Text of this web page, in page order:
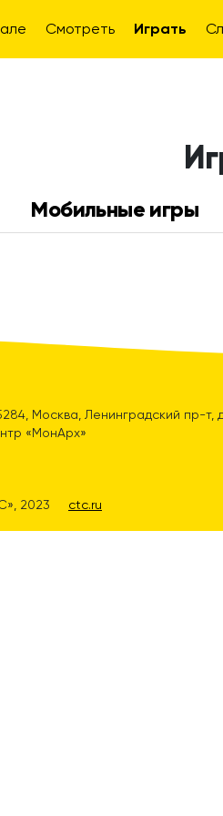
Смотреть Играть
Мобильные игры
Москва, Ленинградский пр-т, д.
«МонАрх»
2023 ctc.ru